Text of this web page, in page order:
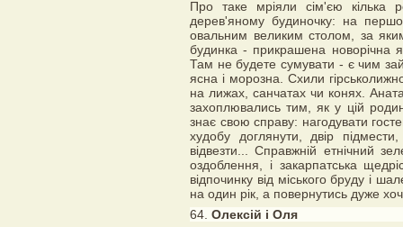
Про таке мріяли сім'єю кілька
дерев'яному будиночку: на
овальним великим столом, за
будинка - прикрашена новорічна
Там не будете сумувати - є чим
ясна і морозна. Схили
на лижах, санчатах чи конях.
захоплювались тим, як у цій
знає свою справу: нагодувати
худобу доглянути, двір
відвезти... Справжній етнічний
оздоблення, і закарпатська
відпочинку від міського бруду і
на один рік, а повернутись дуже
64. Олексій і Оля